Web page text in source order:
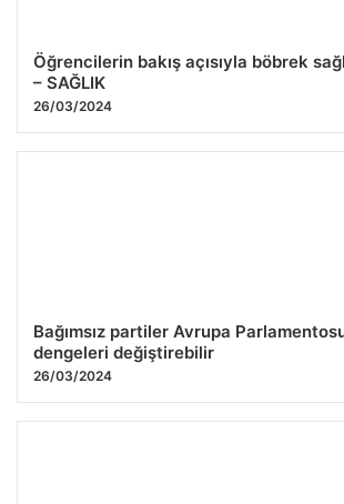
Öğrencilerin bakış açısıyla böbrek
– SAĞLIK
26/03/2024
Bağımsız partiler Avrupa
dengeleri değiştirebilir
26/03/2024